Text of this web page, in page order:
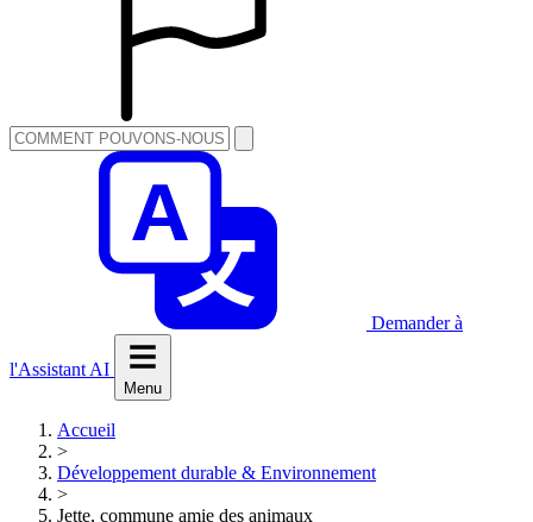
Demander à
l'Assistant AI
Menu
Accueil
>
Développement durable & Environnement
>
Jette, commune amie des animaux